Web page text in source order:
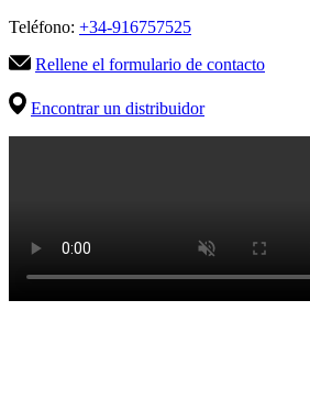
Teléfono: +34-916757525
Rellene el formulario de contacto
Encontrar un distribuidor